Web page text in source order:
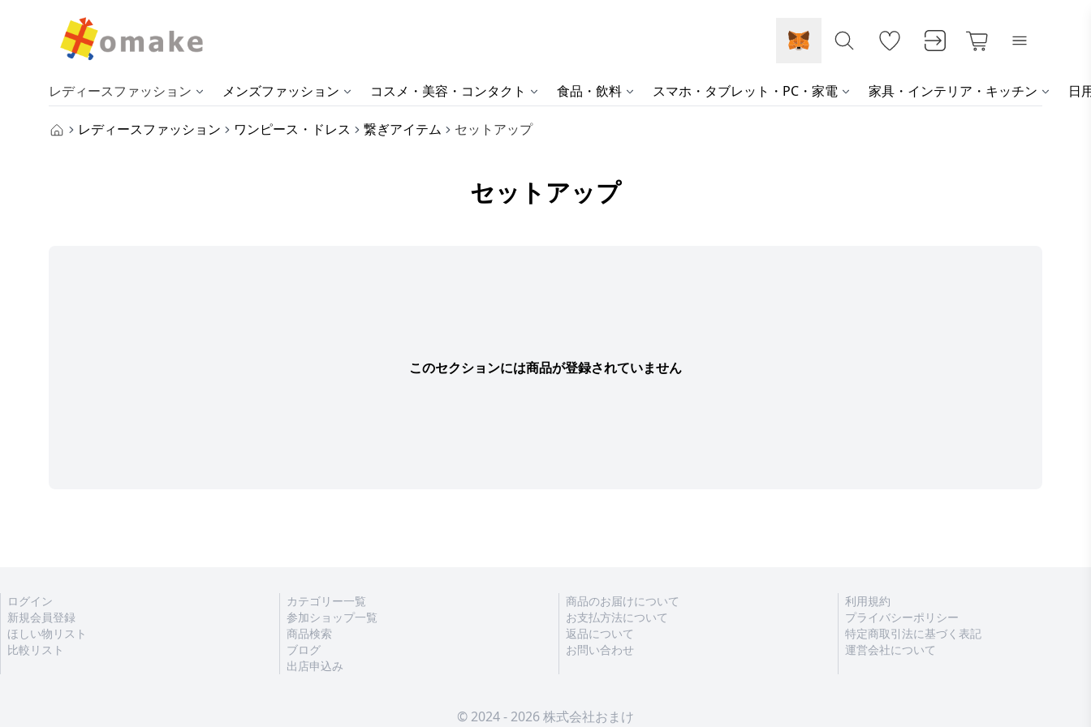
レディースファッション メンズファッション コスメ・美容・コンタクト 食品・飲料 スマホ・タブレット・PC・家電 家具・インテリア・キッチン 日
レディースファッション ワンピース・ドレス 繋ぎアイテム セットアップ
セットアップ
このセクションには商品が登録されていません
ログイン
新規会員登録
ほしい物リスト
比較リスト
カテゴリー一覧
参加ショップ一覧
商品検索
ブログ
出店申込み
商品のお届けについて
お支払方法について
返品について
お問い合わせ
利用規約
プライバシーポリシー
特定商取引法に基づく表記
運営会社について
© 2024 - 2026 株式会社おまけ